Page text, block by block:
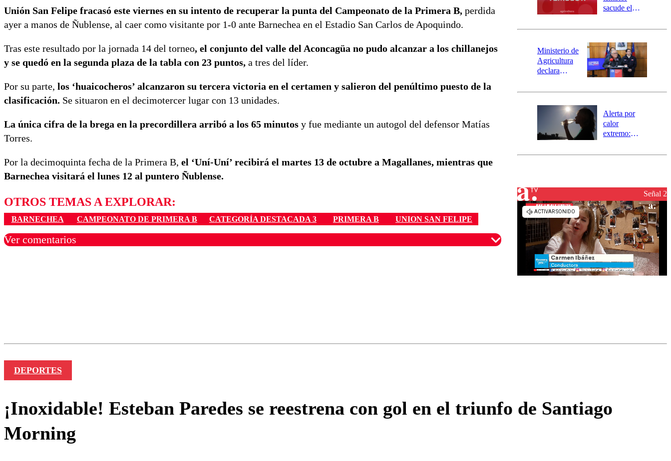
Unión San Felipe fracasó este viernes en su intento de recuperar la punta del Campeonato de la Primera B, perdida
ayer a manos de Ñublense, al caer como visitante por 1-0 ante Barnechea en el Estadio San Carlos de Apoquindo.
Tras este resultado por la jornada 14 del torneo, el conjunto del valle del Aconcagüa no pudo alcanzar a los chillanejos
y se quedó en la segunda plaza de la tabla con 23 puntos, a tres del líder.
Por su parte, los ‘huaicocheros’ alcanzaron su tercera victoria en el certamen y salieron del penúltimo puesto de la
clasificación. Se situaron en el decimotercer lugar con 13 unidades.
La única cifra de la brega en la precordillera arribó a los 65 minutos y fue mediante un autogol del defensor Matías
Torres.
Por la decimoquinta fecha de la Primera B, el ‘Uní-Uní’ recibirá el martes 13 de octubre a Magallanes, mientras que
Barnechea visitará el lunes 12 al puntero Ñublense.
OTROS TEMAS A EXPLORAR:
BARNECHEA CAMPEONATO DE PRIMERA B CATEGORÍA DESTACADA 3 PRIMERA B UNION SAN FELIPE
Ver comentarios
mensajería
SAE
sacude el
revisa la
epicentro
Ministerio de
Agricultura
declara
agrícola para
Alerta por
calor
extremo:
activa Alerta
Señal 2
DEPORTES
¡Inoxidable! Esteban Paredes se reestrena con gol en el triunfo de Santiago
Morning